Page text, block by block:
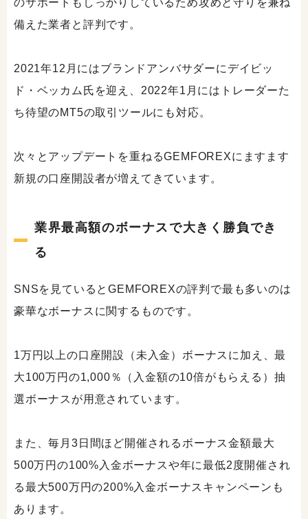
のサポートもしっかりしているため攻めと守りを兼ね
備えた業者と評判です。
2021年12月にはブランドアンバサダーにデイビッ
ド・ベッカム氏を迎え、2022年1月にはトレーダーた
ち待望のMT5の取引ツールにも対応。
次々とアップデートを重ねるGEMFOREXにますます
新規の口座開設者が増えてきています。
業界最高額のボーナスで大きく勝負でき
る
SNSを見ているとGEMFOREXの評判で最も多いのは
豪華なボーナスに関するものです。
1万円以上の口座開設（未入金）ボーナスに加え、最
大100万円の1,000％（入金額の10倍がもらえる）抽
選ボーナスが用意されています。
また、毎月3日間ほど開催されるボーナス金額最大
500万円の100%入金ボーナスや年に最低2度開催され
る最大500万円の200%入金ボーナスキャンペーンも
あります。